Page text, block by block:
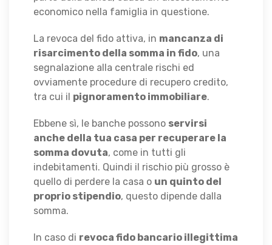
economico nella famiglia in questione.
La revoca del fido attiva, in mancanza di
risarcimento della somma in fido, una
segnalazione alla centrale rischi ed
ovviamente procedure di recupero credito,
tra cui il pignoramento immobiliare.
Ebbene sì, le banche possono servirsi
anche della tua casa per recuperare la
somma dovuta, come in tutti gli
indebitamenti. Quindi il rischio più grosso è
quello di perdere la casa o un quinto del
proprio stipendio, questo dipende dalla
somma.
In caso di revoca fido bancario illegittima